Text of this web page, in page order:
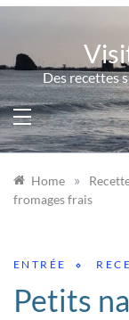
Skip
Des recettes
Home »
fromages frais
ENTRÉE
Petits